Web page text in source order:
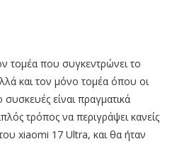
τομέα που συγκεντρώνει το
και τον μόνο τομέα όπου οι
είναι πραγματικά
τρόπος να περιγράψει κανείς
xiaomi 17 Ultra, και θα ήταν